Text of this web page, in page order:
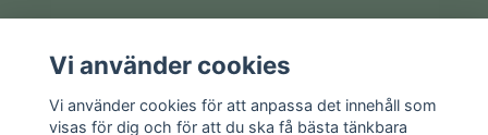
Sociala medier
Vi använder cookies
Vi använder cookies för att anpassa det innehåll som
visas för dig och för att du ska få bästa tänkbara